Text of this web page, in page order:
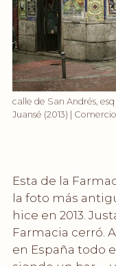
calle de San Andrés,
Juansé (2013) |
Esta de la
la foto más
hice en 2013.
Farmacia cerró.
en España todo